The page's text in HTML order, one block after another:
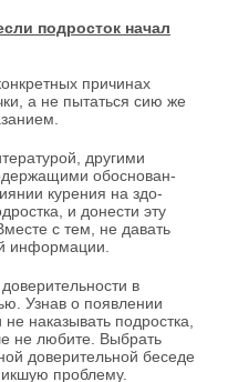
подросток начал
причи­нах
а не пытаться сию же
другими
обоснован­
курения на здо­
и донести эту
с тем, не давать
информации.
в
Узнав о появлении
наказывать под­ростка,
не любите. Выбрать
довери­тельной беседе
проблему.